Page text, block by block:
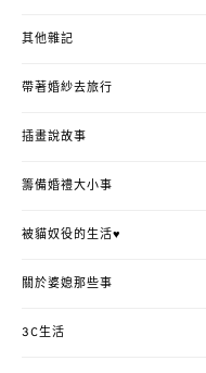
其他雜記
帶著婚紗去旅行
插畫說故事
籌備婚禮大小事
被貓奴役的生活♥
關於婆媳那些事
3C生活